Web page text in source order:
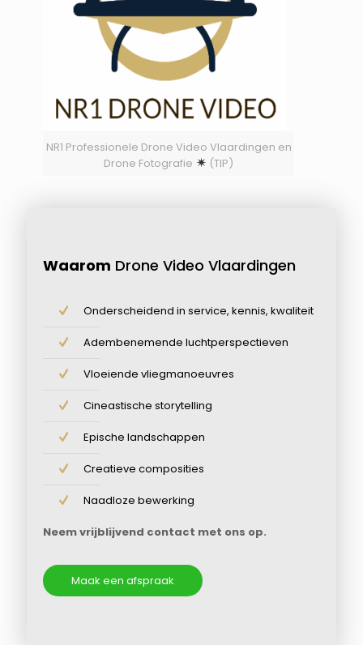
NR1 Professionele Drone Video Vlaardingen en
Drone Fotografie
(TIP)
Waarom Drone Video Vlaardingen
Onderscheidend in service, kennis, kwaliteit
Adembenemende luchtperspectieven
Vloeiende vliegmanoeuvres
Cineastische storytelling
Epische landschappen
Creatieve composities
Naadloze bewerking
Neem vrijblijvend contact met ons op.
Maak een afspraak